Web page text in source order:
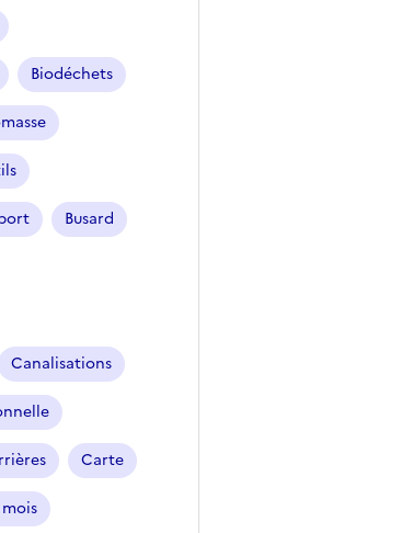
Biodéchets
Busard
Canalisations
Carte